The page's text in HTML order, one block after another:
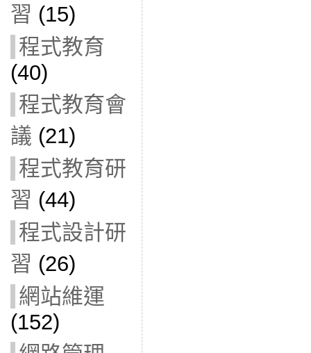
習 (15)
程式教育
(40)
程式教育會
議 (21)
程式教育研
習 (44)
程式設計研
習 (26)
網站維運
(152)